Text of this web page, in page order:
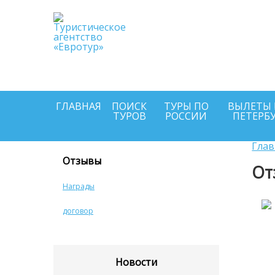
ГЛАВНАЯ ПОИСК
ТУРОВ
ТУРЫ ПО
РОССИИ
ВЫЛЕТЫ
Отзывы
Награды
договор
Новости